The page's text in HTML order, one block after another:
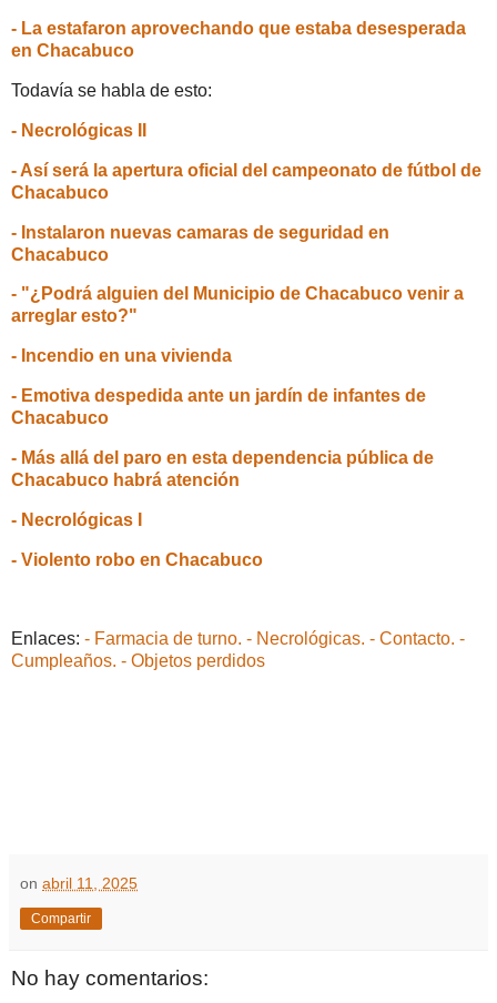
- La estafaron aprovechando que estaba desesperada
en Chacabuco
Todavía se habla de esto:
- Necrológicas II
- Así será la apertura oficial del campeonato de fútbol de
Chacabuco
- Instalaron nuevas camaras de seguridad en
Chacabuco
- "¿Podrá alguien del Municipio de Chacabuco venir a
arreglar esto?"
- Incendio en una vivienda
- Emotiva despedida ante un jardín de infantes de
Chacabuco
- Más allá del paro en esta dependencia pública de
Chacabuco habrá atención
- Necrológicas I
- Violento robo en Chacabuco
Enlaces: - Farmacia de turno. - Necrológicas. - Contacto. -
Cumpleaños. - Objetos perdidos
on abril 11, 2025
Compartir
No hay comentarios: